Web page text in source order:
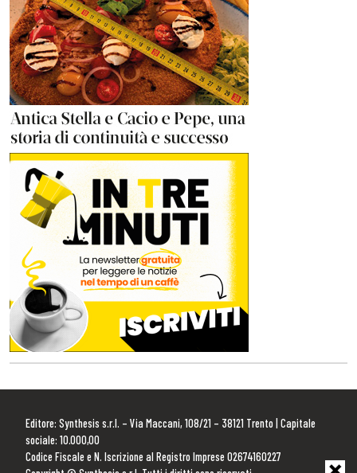
Editore: Synthesis s.r.l. – Via Maccani, 108/21 – 38121 Trento | Capitale
sociale: 10.000,00
Codice Fiscale e N. Iscrizione al Registro Imprese 02674160227